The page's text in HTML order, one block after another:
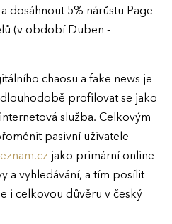
dosáhnout 5% nárůstu Page
(v období Duben -
chaosu a fake news je
dlouhodobě profilovat se jako
služba. Celkovým
pasivní uživatele
jako primární online
a vyhledávání, a tím posílit
i celkovou důvěru v český